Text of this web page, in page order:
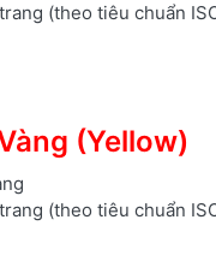
(theo tiêu chuẩn
(Yellow)
(theo tiêu chuẩn